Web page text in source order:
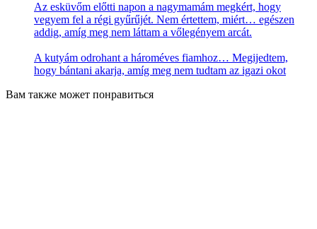
Az esküvőm előtti napon a nagymamám megkért, hogy
vegyem fel a régi gyűrűjét. Nem értettem, miért… egészen
addig, amíg meg nem láttam a vőlegényem arcát.
A kutyám odrohant a hároméves fiamhoz… Megijedtem,
hogy bántani akarja, amíg meg nem tudtam az igazi okot
Вам также может понравиться